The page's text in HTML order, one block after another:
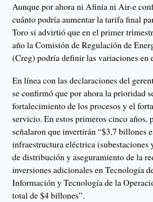
Aunque por ahora ni Afinia ni Air-e
cuánto podría aumentar la tarifa final
Toro si advirtió que en el primer
año la Comisión de Regulación de
(Creg) podría definir las variaciones en
En línea con las declaraciones del
se confirmó que por ahora la prioridad
fortalecimiento de los procesos y el
servicio. En estos primeros cinco años,
señalaron que invertirán “$3,7 billones
infraestructura eléctrica (subestaciones
de distribución y aseguramiento de la
inversiones adicionales en Tecnología
Información y Tecnología de la
total de $4 billones”.